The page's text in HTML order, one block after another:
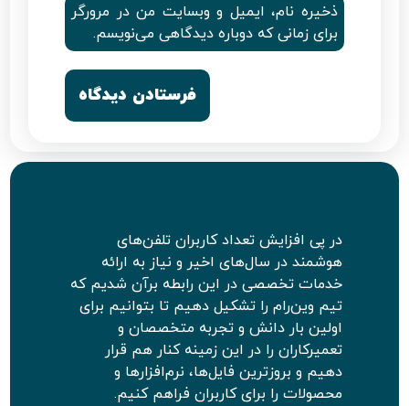
ذخیره نام، ایمیل و وبسایت من در مرورگر
برای زمانی که دوباره دیدگاهی می‌نویسم.
در پی افزایش تعداد کاربران تلفن‌های
هوشمند در سال‌های اخیر و نیاز به ارائه
خدمات تخصصی در این رابطه برآن شدیم که
تیم وین‌رام را تشکیل دهیم تا بتوانیم برای
اولین بار دانش و تجربه متخصصان و
تعمیرکاران را در این زمینه کنار هم قرار
دهیم و بروزترین فایل‌ها، نرم‌افزارها و
محصولات را برای کاربران فراهم کنیم.